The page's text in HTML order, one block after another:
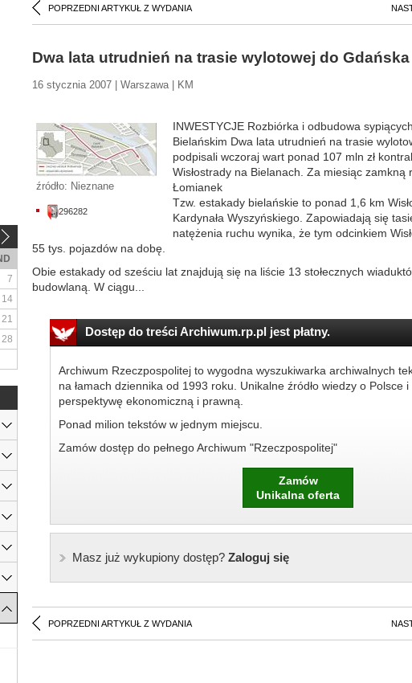
POPRZEDNI ARTYKUŁ Z WYDANIA
Dwa lata utrudnień na trasie wylotowej do Gdańska
16 stycznia 2007 | Warszawa | KM
źródło: Nieznane
296282
INWESTYCJE Rozbiórka i odbudowa
Bielańskim Dwa lata utrudnień na trasie
podpisali wczoraj wart ponad 107 mln zł
Wisłostrady na Bielanach. Za miesiąc zamkną
Łomianek
Tzw. estakady bielańskie to ponad 1,6 km
Kardynała Wyszyńskiego. Zapowiadają się
natężenia ruchu wynika, że tym odcinkiem
55 tys. pojazdów na dobę.
Obie estakady od sześciu lat znajdują się na liście 13 stołecznych
budowlaną. W ciągu...
Dostęp do treści Archiwum.rp.pl jest płatny.
Archiwum Rzeczpospolitej to wygodna wyszukiwarka archiwalnych
na łamach dziennika od 1993 roku. Unikalne źródło wiedzy o Polsce
perspektywę ekonomiczną i prawną.
Ponad milion tekstów w jednym miejscu.
Zamów dostęp do pełnego Archiwum "Rzeczpospolitej"
Zamów
Unikalna oferta
Masz już wykupiony dostęp?Zaloguj się
POPRZEDNI ARTYKUŁ Z WYDANIA
7
14
21
28